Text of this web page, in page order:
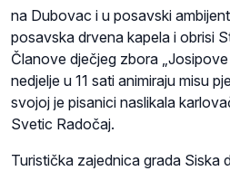
na Dubovac i u posavski
posavska drvena kapela i obrisi
Članove dječjeg zbora
nedjelje u 11 sati animiraju misu
svojoj je pisanici naslikala
Svetic Radočaj.
Turistička zajednica grada Siska